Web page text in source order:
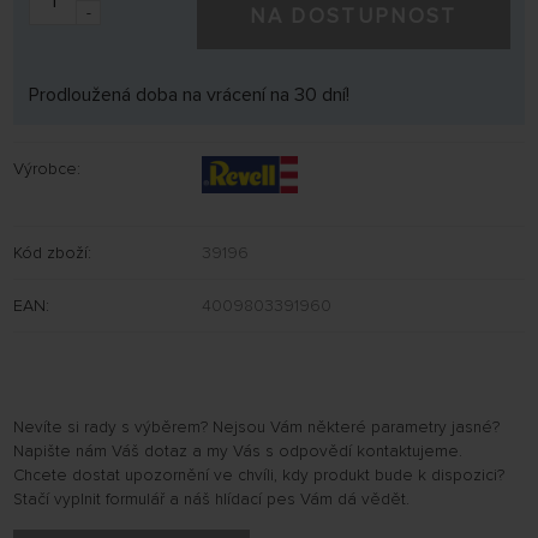
-
Prodloužená doba na vrácení na 30 dní!
Výrobce:
Kód zboží: 39196
EAN: 4009803391960
Nevíte si rady s výběrem? Nejsou Vám některé parametry jasné?
Napište nám Váš dotaz a my Vás s odpovědí kontaktujeme.
Chcete dostat upozornění ve chvíli, kdy produkt bude k dispozici?
Stačí vyplnit formulář a náš hlídací pes Vám dá vědět.